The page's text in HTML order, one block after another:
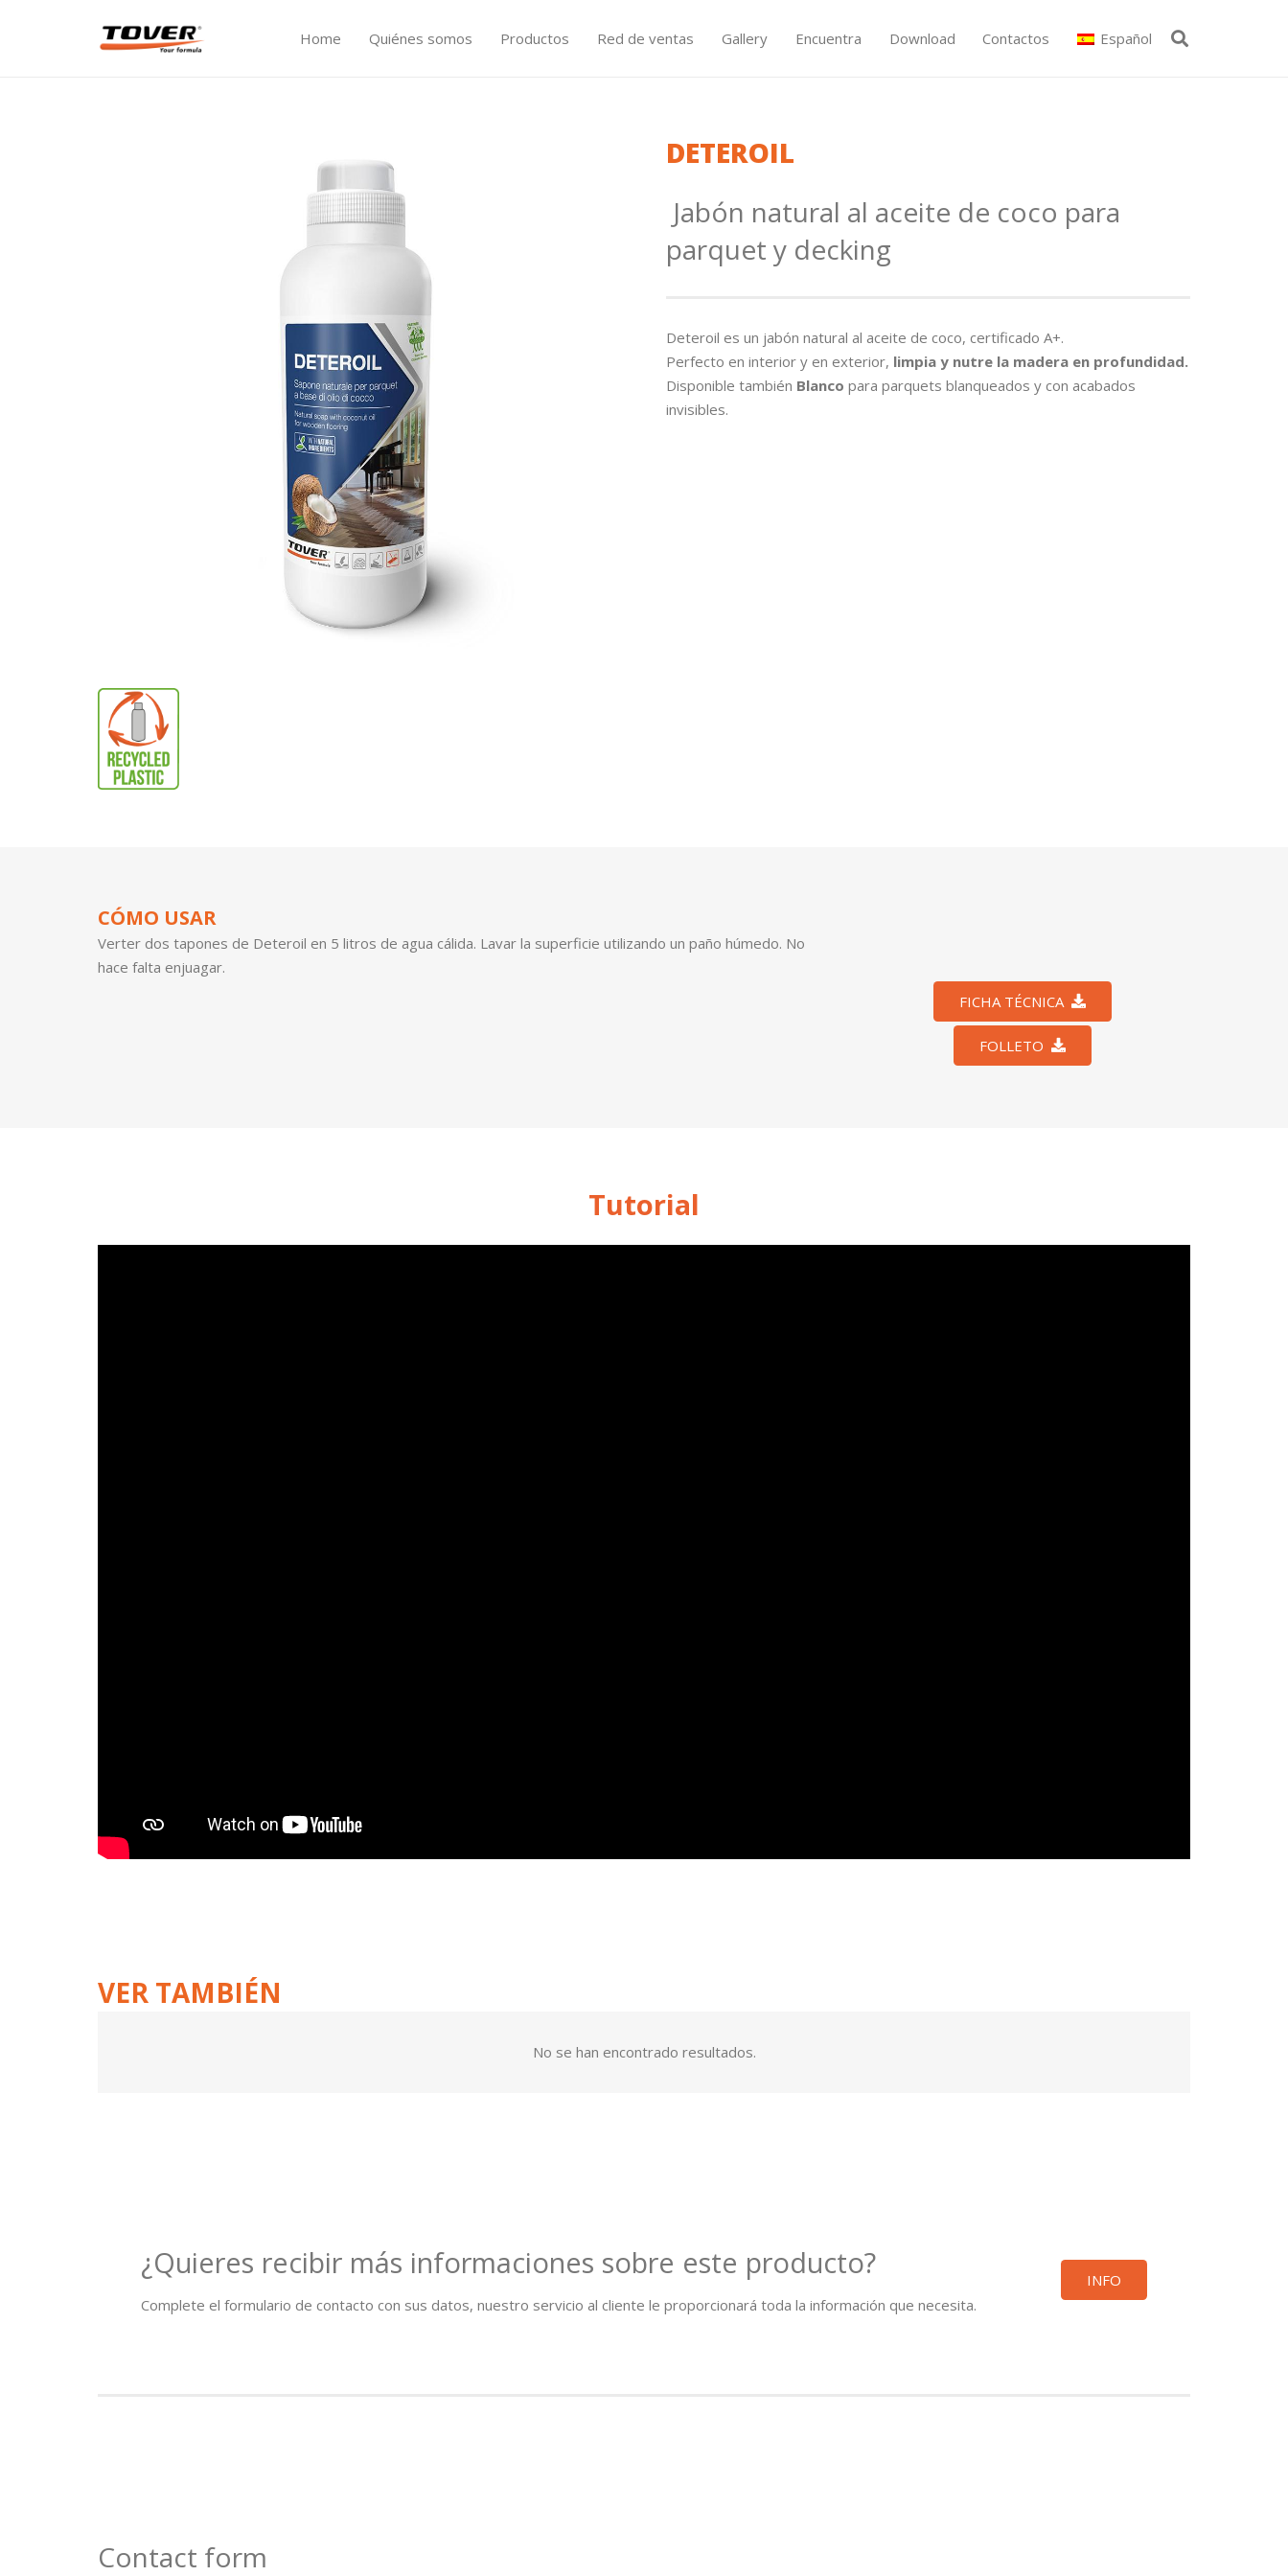
Home Quiénes somos Productos Red de ventas Gallery Encuentra Download Contactos Español
DETEROIL
Jabón natural al aceite de coco para
parquet y decking
Deteroil es un jabón natural al aceite de coco, certificado A+.
Perfecto en interior y en exterior, limpiay nutre la madera en profundidad.
Disponible también Blanco para parquets blanqueados y con acabados
invisibles.
CÓMO USAR
Verter dos tapones de Deteroil en 5 litros de agua cálida. Lavar la superficie utilizando un paño húmedo. No
hace falta enjuagar.
FICHA TÉCNICA
FOLLETO
Tutorial
VER TAMBIÉN
No se han encontrado resultados.
¿Quieres recibir más informaciones sobre este producto?
Complete el formulario de contacto con sus datos, nuestro servicio al cliente le proporcionará toda la información que necesita.
INFO
Contact form